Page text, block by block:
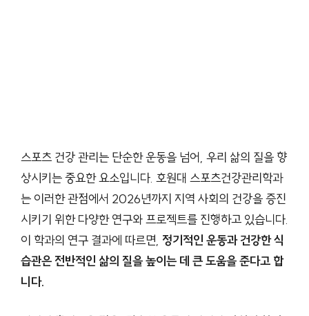
스포츠 건강 관리는 단순한 운동을 넘어, 우리 삶의 질을 향
상시키는 중요한 요소입니다. 호원대 스포츠건강관리학과
는 이러한 관점에서 2026년까지 지역 사회의 건강을 증진
시키기 위한 다양한 연구와 프로젝트를 진행하고 있습니다.
이 학과의 연구 결과에 따르면, 정기적인 운동과 건강한 식
습관은 전반적인 삶의 질을 높이는 데 큰 도움을 준다고 합
니다.